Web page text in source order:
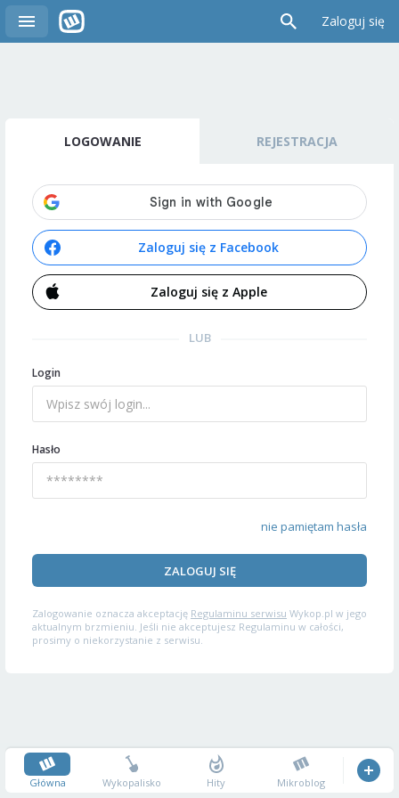
Zaloguj się
LOGOWANIE REJESTRACJA
Zaloguj się z Facebook
Zaloguj się z Apple
LUB
Login
Hasło
nie pamiętam hasła
ZALOGUJ SIĘ
Zalogowanie oznacza akceptację Regulaminu serwisu Wykop.pl w jego
aktualnym brzmieniu. Jeśli nie akceptujesz Regulaminu w całości,
prosimy o niekorzystanie z serwisu.
Główna Wykopalisko Hity Mikroblog